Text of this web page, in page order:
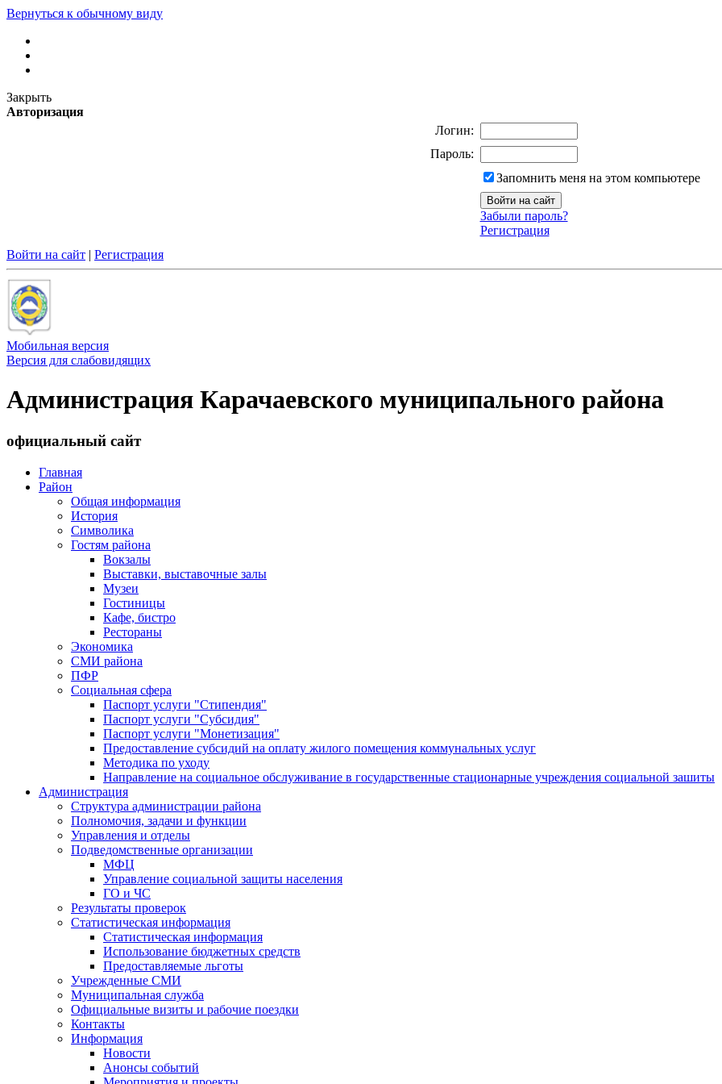
Вернуться к обычному виду
Закрыть
Авторизация
Логин:
Пароль:
Запомнить меня на этом компьютере
Забыли пароль?
Регистрация
Войти на сайт | Регистрация
Мобильная версия
Версия для слабовидящих
Администрация Карачаевского муниципального района
официальный сайт
Главная
Район
Общая информация
История
Символика
Гостям района
Вокзалы
Выставки, выставочные залы
Музеи
Гостиницы
Кафе, бистро
Рестораны
Экономика
СМИ района
ПФР
Социальная сфера
Паспорт услуги "Стипендия"
Паспорт услуги "Субсидия"
Паспорт услуги "Монетизация"
Предоставление субсидий на оплату жилого помещения коммунальных услуг
Методика по уходу
Направление на социальное обслуживание в государственные стационарные учреждения социальной зашиты
Администрация
Структура администрации района
Полномочия, задачи и функции
Управления и отделы
Подведомственные организации
МФЦ
Управление социальной защиты населения
ГО и ЧС
Результаты проверок
Статистическая информация
Статистическая информация
Использование бюджетных средств
Предоставляемые льготы
Учрежденные СМИ
Муниципальная служба
Официальные визиты и рабочие поездки
Контакты
Информация
Новости
Анонсы событий